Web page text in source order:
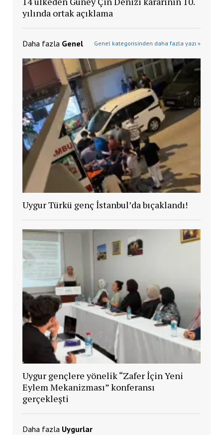
yılında ortak açıklama
Daha fazla Genel Genel kategorisinden daha fazla yazı »
Uygur Türkü genç İstanbul’da bıçaklandı!
Uygur gençlere yönelik “Zafer İçin Yeni
Eylem Mekanizması” konferansı
gerçekleşti
Daha fazla Uygurlar